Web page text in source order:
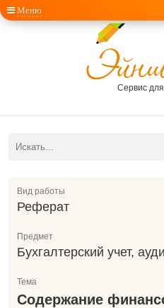
Сервис
Меню
Вид работы
Реферат
Предмет
Бухгалтерский учет,
Тема
Содержание